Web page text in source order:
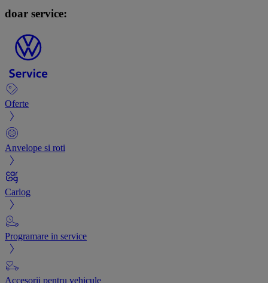
doar service:
Oferte
Anvelope si roti
Carlog
Programare in service
Accesorii pentru vehicule